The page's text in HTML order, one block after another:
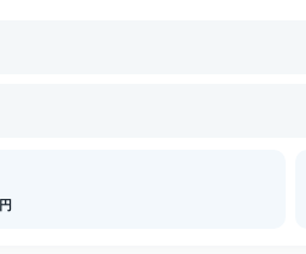
円